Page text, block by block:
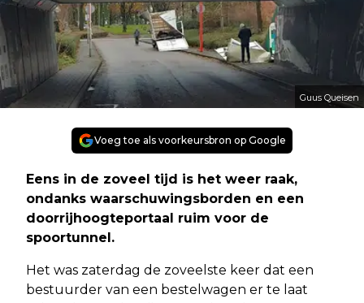
Guus Queisen
Voeg toe als voorkeursbron op Google
Eens in de zoveel tijd is het weer raak,
ondanks waarschuwingsborden en een
doorrijhoogteportaal ruim voor de
spoortunnel.
Het was zaterdag de zoveelste keer dat een
bestuurder van een bestelwagen er te laat